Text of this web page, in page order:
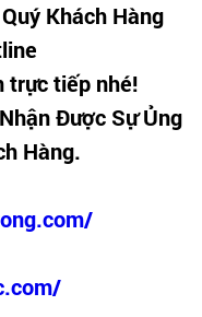
Khách Hàng
tiếp nhé!
Được Sự Ủng
Hàng.